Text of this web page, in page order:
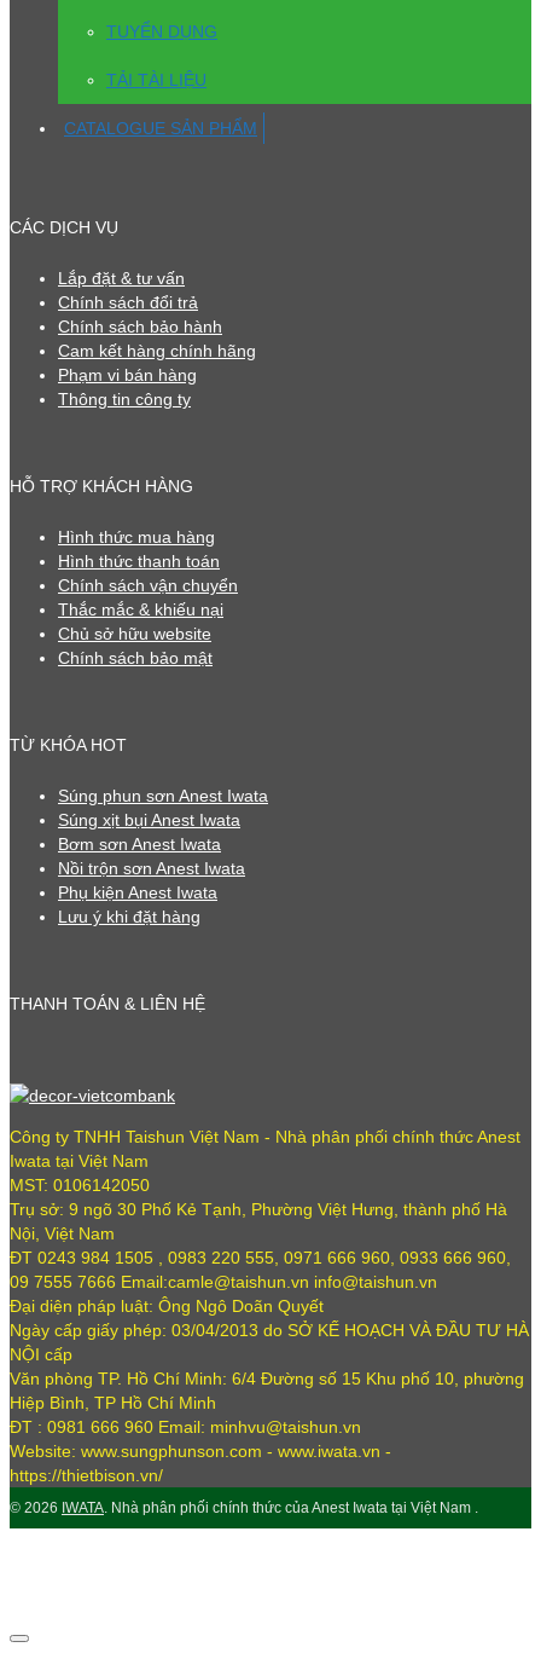
TUYỂN DỤNG
TẢI TÀI LIỆU
CATALOGUE SẢN PHẨM
CÁC DỊCH VỤ
Lắp đặt & tư vấn
Chính sách đổi trả
Chính sách bảo hành
Cam kết hàng chính hãng
Phạm vi bán hàng
Thông tin công ty
HỖ TRỢ KHÁCH HÀNG
Hình thức mua hàng
Hình thức thanh toán
Chính sách vận chuyển
Thắc mắc & khiếu nại
Chủ sở hữu website
Chính sách bảo mật
TỪ KHÓA HOT
Súng phun sơn Anest Iwata
Súng xịt bụi Anest Iwata
Bơm sơn Anest Iwata
Nồi trộn sơn Anest Iwata
Phụ kiện Anest Iwata
Lưu ý khi đặt hàng
THANH TOÁN & LIÊN HỆ
Công ty TNHH Taishun Việt Nam - Nhà phân phối chính thức Anest
Iwata tại Việt Nam
MST: 0106142050
Trụ sở: 9 ngõ 30 Phố Kẻ Tạnh, Phường Việt Hưng, thành phố Hà
Nội, Việt Nam
ĐT 0243 984 1505 , 0983 220 555, 0971 666 960, 0933 666 960,
09 7555 7666 Email:camle@taishun.vn info@taishun.vn
Đại diện pháp luật: Ông Ngô Doãn Quyết
Ngày cấp giấy phép: 03/04/2013 do SỞ KẾ HOẠCH VÀ ĐẦU TƯ HÀ
NỘI cấp
Văn phòng TP. Hồ Chí Minh: 6/4 Đường số 15 Khu phố 10, phường
Hiệp Bình, TP Hồ Chí Minh
ĐT : 0981 666 960 Email: minhvu@taishun.vn
Website: www.sungphunson.com - www.iwata.vn -
https://thietbison.vn/
© 2026 IWATA. Nhà phân phối chính thức của Anest Iwata tại Việt Nam .